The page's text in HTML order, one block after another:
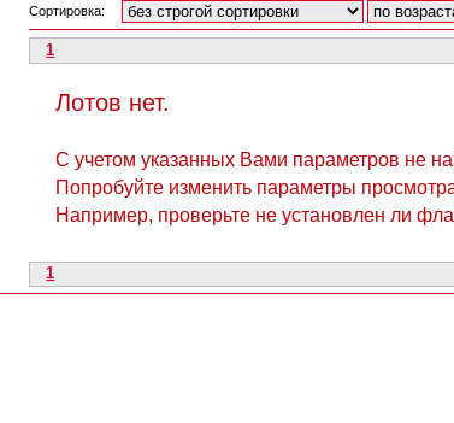
Сортировка:
1
Лотов нет.
C учетом указанных Вами параметров не
Попробуйте изменить параметры
Например, проверьте не установлен ли
1